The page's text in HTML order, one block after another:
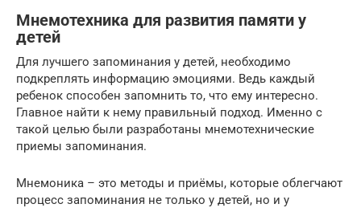
Мнемотехника для развития памяти у
детей
Для лучшего запоминания у детей, необходимо
подкреплять информацию эмоциями. Ведь каждый
ребенок способен запомнить то, что ему интересно.
Главное найти к нему правильный подход. Именно с
такой целью были разработаны мнемотехнические
приемы запоминания.
Мнемоника – это методы и приёмы, которые облегчают
процесс запоминания не только у детей, но и у